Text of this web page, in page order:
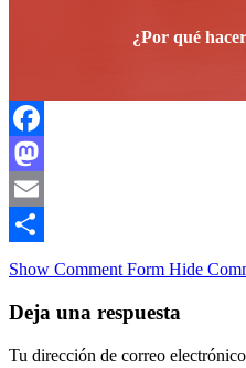
¿Por qué
Facebook
Mastodon
Email
Compartir
Show Comment Form Hide
Deja una respuesta
Tu dirección de correo